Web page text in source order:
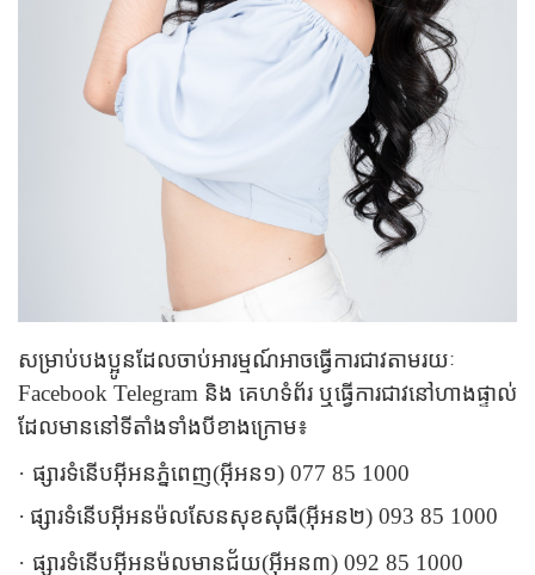
សម្រាប់បងប្អូនដែលចាប់អារម្មណ៍អាចធ្វើការជាវតាមរយៈ
Facebook Telegram និង គេហទំព័រ ឬធ្វើការជាវនៅហាងផ្ទាល់
ដែលមាននៅទីតាំងទាំងបីខាងក្រោម៖
· ផ្សារទំនើបអ៊ីអនភ្នំពេញ(អ៊ីអន១) 077 85 1000
· ផ្សារទំនើបអ៊ីអនម៉លសែនសុខសុធី(អ៊ីអន២) 093 85 1000
· ផ្សារទំនើបអ៊ីអនម៉លមានជ័យ(អ៊ីអន៣) 092 85 1000